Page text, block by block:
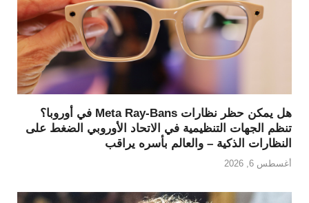
هل يمكن حظر نظارات Meta Ray-Bans في أوروبا؟
تنظم الجهات التنظيمية في الاتحاد الأوروبي الضغط على
النظارات الذكية – والعالم بأسره يراقب
أغسطس 6, 2026